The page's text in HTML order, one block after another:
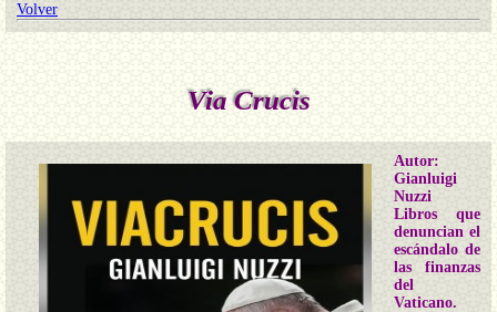
Volver
Via Crucis
Autor:
Gianluigi
Nuzzi
Libros que
denuncian el
escándalo de
las finanzas
del
Vaticano.